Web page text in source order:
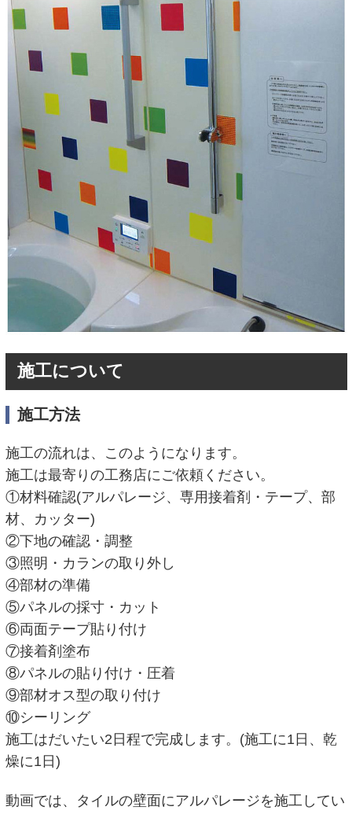
施工について
施工方法
施工の流れは、このようになります。
施工は最寄りの工務店にご依頼ください。
①材料確認(アルパレージ、専用接着剤・テープ、部
材、カッター)
②下地の確認・調整
③照明・カランの取り外し
④部材の準備
⑤パネルの採寸・カット
⑥両面テープ貼り付け
⑦接着剤塗布
⑧パネルの貼り付け・圧着
⑨部材オス型の取り付け
⑩シーリング
施工はだいたい2日程で完成します。(施工に1日、乾
燥に1日)
動画では、タイルの壁面にアルパレージを施工してい